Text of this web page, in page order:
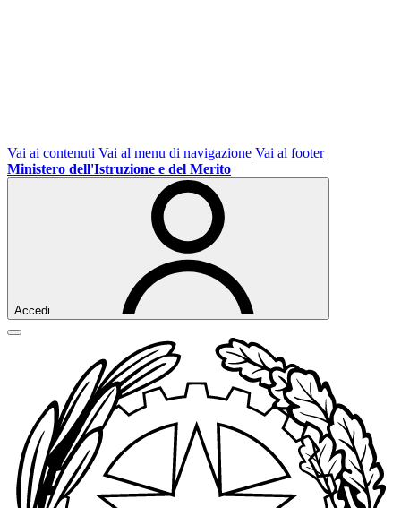
Vai ai contenuti Vai al menu di navigazione Vai al footer
Ministero dell'Istruzione e del Merito
Accedi